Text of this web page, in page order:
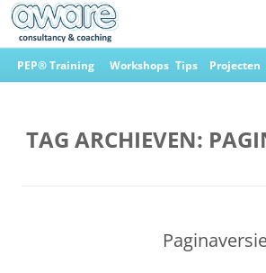
PEP® Training Workshops Tips Projecten
TAG ARCHIEVEN: